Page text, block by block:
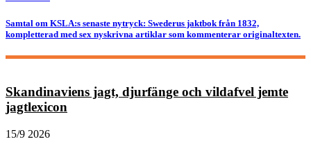
Samtal om KSLA:s senaste nytryck: Swederus jaktbok från 1832,
kompletterad med sex nyskrivna artiklar som kommenterar originaltexten.
Skandinaviens jagt, djurfänge och vildafvel jemte
jagtlexicon
15/9 2026